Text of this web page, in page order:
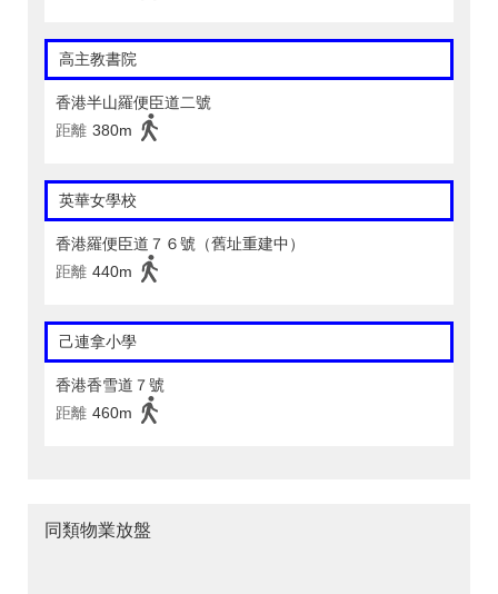
高主教書院
香港半山羅便臣道二號
距離 380m
英華女學校
香港羅便臣道７６號（舊址重建中）
距離 440m
己連拿小學
香港香雪道７號
距離 460m
同類物業放盤